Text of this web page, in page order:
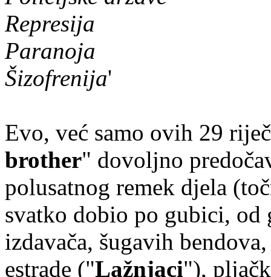
Represija
Paranoja
Šizofrenija'
Evo, već samo ovih 29
brother" dovoljno
polusatnog remek djela
svatko dobio po gubici,
izdavača, šugavih
estrade ("Lažnjaci"),